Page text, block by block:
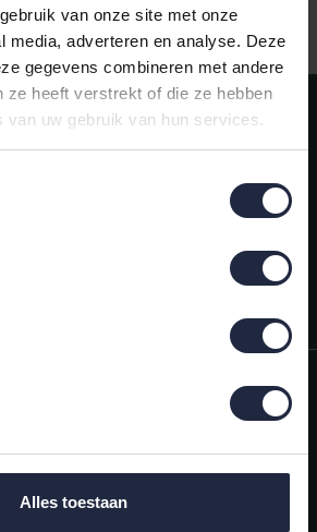
van onze site met onze
media, adverteren en analyse. Deze
gegevens combineren met andere
ze heeft verstrekt of die ze hebben
van uw gebruik van hun services.
Alles toestaan
verzending vanaf €50,-
nieuwsbrief!
AANMELDEN